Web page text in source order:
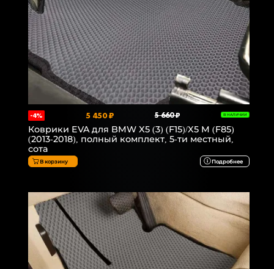
-4% 5 450 ₽ 5 660 ₽ В НАЛИЧИИ
Коврики EVA для BMW X5 (3) (F15)/X5 M (F85)
(2013-2018), полный комплект, 5-ти местный,
сота
В корзину Подробнее